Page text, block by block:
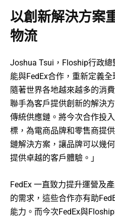
以創新解決方案
物流
Joshua Tsui，Floship行政
能與FedEx合作，重新定義
隨著世界各地越來越多的消
聯手為客戶提供創新的解決
傳統供應鏈。將今次合作投
標，為電商品牌和零售商提
鏈解決方案，讓品牌可以幾
提供卓越的客戶體驗。」
FedEx 一直致力提升運營及
的需求，這些合作亦有助
能力。而今次FedEx與